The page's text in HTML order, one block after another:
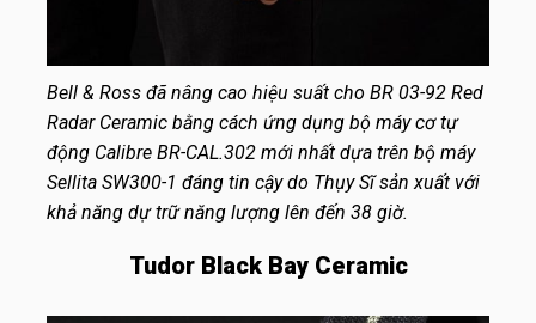
Bell & Ross đã nâng cao hiệu suất cho BR 03-92 Red
Radar Ceramic bằng cách ứng dụng bộ máy cơ tự
động Calibre BR-CAL.302 mới nhất dựa trên bộ máy
Sellita SW300-1 đáng tin cậy do Thụy Sĩ sản xuất với
khả năng dự trữ năng lượng lên đến 38 giờ.
Tudor Black Bay Ceramic